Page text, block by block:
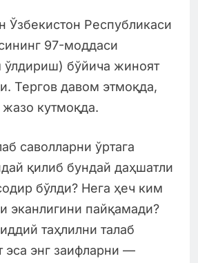
Ўзбекистон Республикаси
97-моддаси
ўлдириш) бўйича жиноят
Тергов давом этмоқда,
кутмоқда.
саволларни ўртага
қилиб бундай даҳшатли
бўлди? Нега ҳеч ким
эканлигини пайқамади?
таҳлилни талаб
эса энг заифларни —